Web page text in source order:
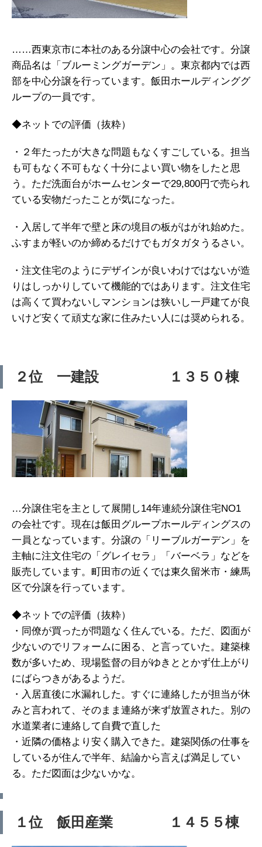
……西東京市に本社のある分譲中心の会社です。分譲
商品名は「ブルーミングガーデン」。東京都内では西
部を中心分譲を行っています。飯田ホールディンググ
ループの一員です。
◆ネットでの評価（抜粋）
・２年たったが大きな問題もなくすごしている。担当
も可もなく不可もなく十分によい買い物をしたと思
う。ただ洗面台がホームセンターで29,800円で売られ
ている安物だったことが気になった。
・入居して半年で壁と床の境目の板がはがれ始めた。
ふすまが軽いのか締めるだけでもガタガタうるさい。
・注文住宅のようにデザインが良いわけではないが造
りはしっかりしていて機能的ではあります。注文住宅
は高くて買わないしマンションは狭いし一戸建てが良
いけど安くて頑丈な家に住みたい人には奨められる。
２位 一建設 １３５０棟
…分譲住宅を主として展開し14年連続分譲住宅NO1
の会社です。現在は飯田グループホールディングスの
一員となっています。分譲の「リーブルガーデン」を
主軸に注文住宅の「グレイセラ」「バーベラ」などを
販売しています。町田市の近くでは東久留米市・練馬
区で分譲を行っています。
◆ネットでの評価（抜粋）
・同僚が買ったが問題なく住んでいる。ただ、図面が
少ないのでリフォームに困る、と言っていた。建築棟
数が多いため、現場監督の目がゆきととかず仕上がり
にばらつきがあるようだ。
・入居直後に水漏れした。すぐに連絡したが担当が休
みと言われて、そのまま連絡が来ず放置された。別の
水道業者に連絡して自費で直した
・近隣の価格より安く購入できた。建築関係の仕事を
しているが住んで半年、結論から言えば満足してい
る。ただ図面は少ないかな。
１位 飯田産業 １４５５棟